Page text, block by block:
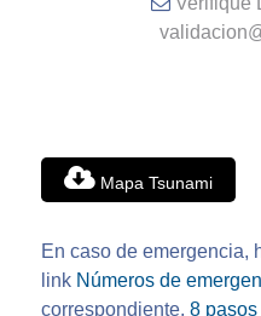
Mapa Tsunami
En caso de emergencia,
link Números de
correspondiente. 8